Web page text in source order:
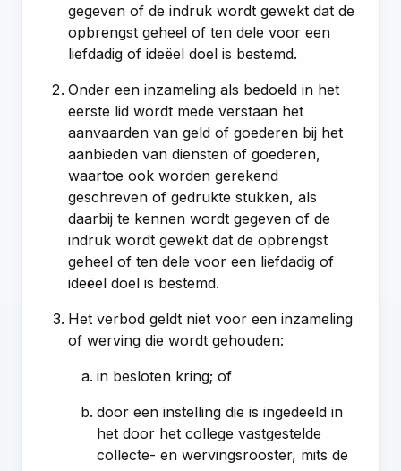
gegeven of de indruk wordt gewekt dat de
opbrengst geheel of ten dele voor een
liefdadig of ideëel doel is bestemd.
Onder een inzameling als bedoeld in het
eerste lid wordt mede verstaan het
aanvaarden van geld of goederen bij het
aanbieden van diensten of goederen,
waartoe ook worden gerekend
geschreven of gedrukte stukken, als
daarbij te kennen wordt gegeven of de
indruk wordt gewekt dat de opbrengst
geheel of ten dele voor een liefdadig of
ideëel doel is bestemd.
Het verbod geldt niet voor een inzameling
of werving die wordt gehouden:
in besloten kring; of
door een instelling die is ingedeeld in
het door het college vastgestelde
collecte- en wervingsrooster, mits de